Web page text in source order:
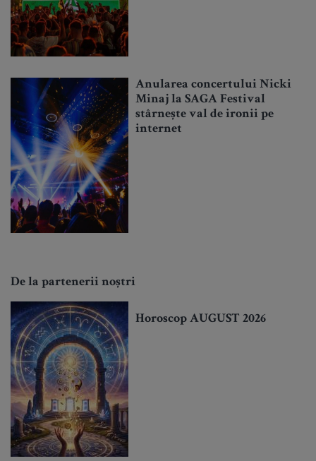
Anularea concertului Nicki
Minaj la SAGA Festival
stârnește val de ironii pe
internet
De la partenerii noștri
Horoscop AUGUST 2026